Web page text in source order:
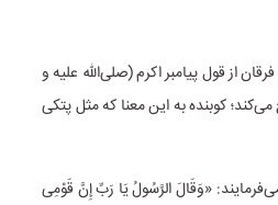
در آیه ۳۰ سوره فرقان از قول پیامبر اکرم (صلی‌الله علیه و
می‌کند؛ کوبنده به این معنا که مثل پتکی
«وَقَالَ الرَّسُولُ یَا رَبِّ إِنَّ قَوْمِی